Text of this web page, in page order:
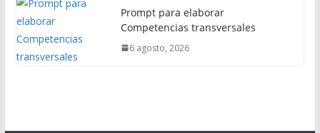
Prompt para elaborar
Competencias transversales
6 agosto, 2026